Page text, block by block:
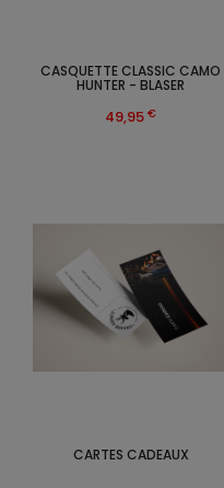
CARTES CADEAUX
CASQUETTE CLASSIC CAMO
HUNTER - BLASER
49,95 €